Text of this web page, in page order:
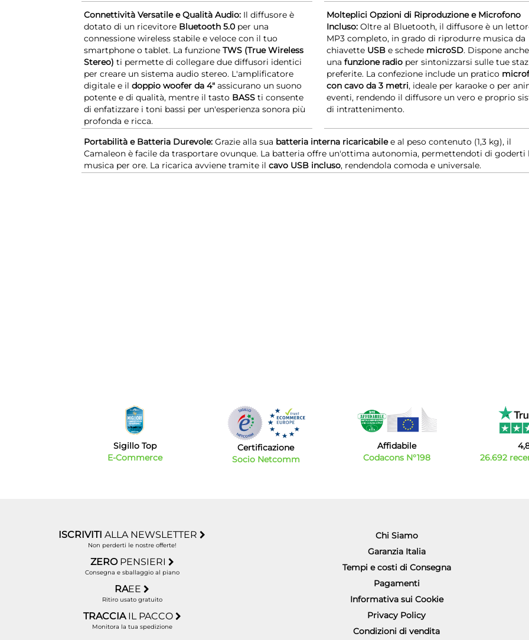
Connettività Versatile e Qualità Audio: Il diffusore è
dotato di un ricevitore Bluetooth 5.0 per una
connessione wireless stabile e veloce con il tuo
smartphone o tablet. La funzioneTWS (True Wireless
Stereo) ti permette di collegare due diffusori identici
per creare un sistema audio stereo. L'amplificatore
digitale e ildoppio woofer da 4" assicurano un suono
potente e di qualità, mentre il tasto BASS ti consente
di enfatizzare i toni bassi per un'esperienza sonora più
profonda e ricca.
Molteplici Opzioni di Riproduzione e Microfono
Incluso:Oltre al Bluetooth, il diffusore è un
MP3 completo, in grado di riprodurre musica da
chiavette USBe schede microSD. Dispone
una funzione radioper sintonizzarsi sulle tue
preferite. La confezione include un pratico
con cavo da 3 metri, ideale per karaoke o per
eventi, rendendo il diffusore un vero e proprio
di intrattenimento.
Portabilità e Batteria Durevole: Grazie alla sua batteria interna ricaricabilee al peso contenuto (1,3 kg), il
Camaleon è facile da trasportare ovunque. La batteria offre un'ottima autonomia, permettendoti di goderti
musica per ore. La ricarica avviene tramite ilcavo USB incluso, rendendola comoda e universale.
Sigillo Top
E-Commerce
Certificazione
Socio Netcomm
Affidabile
Codacons N°198
26.692
ISCRIVITIALLA NEWSLETTER
Non perderti le nostre offerte!
ZERO PENSIERI
Consegna e sballaggio al piano
RAEE
Ritiro usato gratuito
TRACCIA IL PACCO
Monitora la tua spedizione
Chi Siamo
Garanzia Italia
Tempi e costi di Consegna
Pagamenti
Informativa sui Cookie
Privacy Policy
Condizioni di vendita